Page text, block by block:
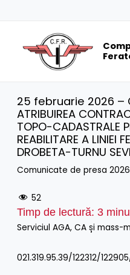
25 februarie 2026 –
ATRIBUIREA
TOPO-CADASTRALE
REABILITARE A LINIEI
DROBETA-TURNU
Comunicate de presa 2026
52
Timp de lectură: 3
Serviciul AGA, CA și mass-
Tel.
021.319.95.39/122312/